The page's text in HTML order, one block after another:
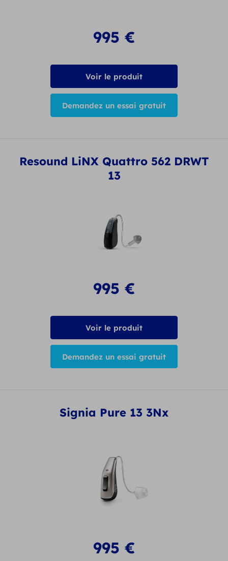
995 €
Voir le produit
Demandez un essai gratuit
Resound LiNX Quattro 562 DRWT
13
995 €
Voir le produit
Demandez un essai gratuit
Signia Pure 13 3Nx
995 €